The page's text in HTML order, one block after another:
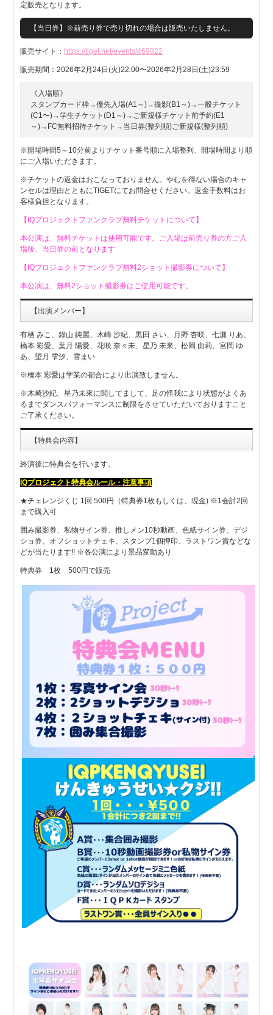
定販売となります。
【当日券】※前売り券で売り切れの場合は販売いたしません。
販売サイト： https://tiget.net/events/469822
販売期間：2026年2月24日(火)22:00〜2026年2月28日(土)23:59
《入場順》
スタンプカード枠→優先入場(A1～)→撮影(B1～)→一般チケット
(C1〜)→学生チケット(D1～)→ご新規様チケット前予約(E1
～)→FC無料招待チケット→当日券(整列順)ご新規様(整列順)
※開場時間5～10分前よりチケット番号順に入場整列、開場時間より順
にご入場いただきます。
※チケットの返金はおこなっておりません。やむを得ない場合のキャ
ンセルは理由とともにTIGETにてお問合せください。返金手数料はお
客様負担となります。
【IQプロジェクトファンクラブ無料チケットについて】
本公演は、無料チケットは使用可能です。ご入場は前売り券の方ご入
場後、当日券の前となります
【IQプロジェクトファンクラブ無料2ショット撮影券について】
本公演は、無料2ショット撮影券はご使用可能です。
【出演メンバー】
有栖 みこ、鐘山 純麗、木崎 沙紀、黒田 さい、月野 杏咲、七瀬 りあ、
橋本 彩愛、葉月 陽愛、花咲 奈々未、星乃 未來、松岡 由莉、宮岡 ゆ
あ、望月 雫汐、雪まい
※橋本 彩愛は学業の都合により出演致しません。
※木崎沙紀、星乃未來に関してまして、足の怪我により状態がよくあ
るまでダンスパフォーマンスに制限をさせていただいておりますこと
ご了承ください。
【特典会内容】
終演後に特典会を行います。
IQプロジェクト特典会ルール・注意事項
★チェレンジくじ 1回 500円（特典券1枚もしくは、現金) ※1会計2回
まで購入可
囲み撮影券、私物サイン券、推しメン10秒動画、色紙サイン券、デジ
ショ券、オフショットチェキ、スタンプ1個押印、ラストワン賞などな
どが当たります!! ※各公演により景品変動あり
特典券 1枚 500円で販売